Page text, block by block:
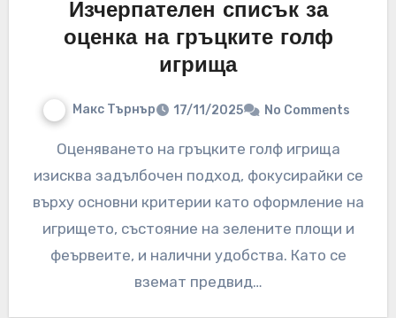
Изчерпателен списък за
оценка на гръцките голф
игрища
Макс Търнър 17/11/2025 No Comments
Оценяването на гръцките голф игрища
изисква задълбочен подход, фокусирайки се
върху основни критерии като оформление на
игрището, състояние на зелените площи и
феървеите, и налични удобства. Като се
вземат предвид…